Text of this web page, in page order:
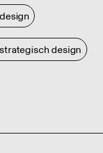
design